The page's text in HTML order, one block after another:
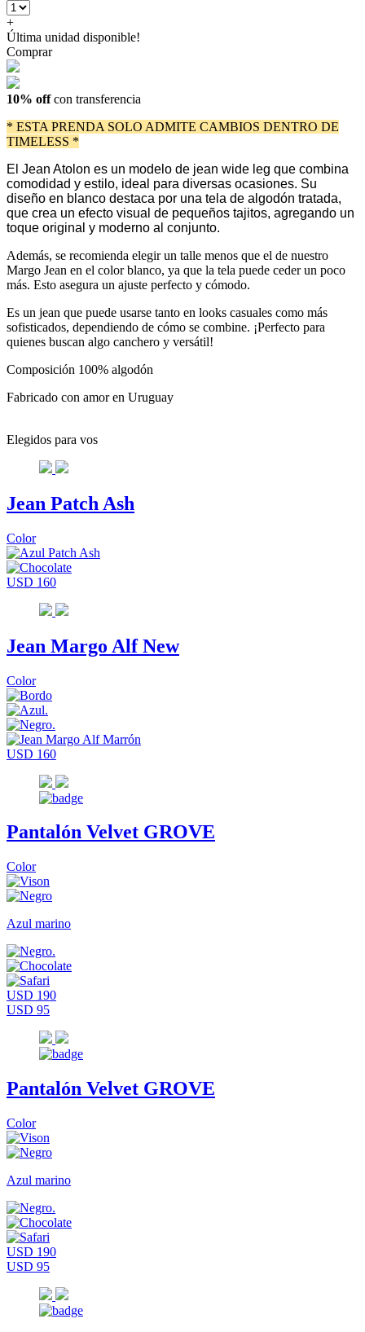
+
Última unidad disponible!
Comprar
10% offcon transferencia
* ESTA PRENDA SOLO ADMITE CAMBIOS DENTRO DE
TIMELESS *
El Jean Atolon es un modelo de jean wide leg que combina
comodidad y estilo, ideal para diversas ocasiones. Su
diseño en blanco destaca por una tela de algodón tratada,
que crea un efecto visual de pequeños tajitos, agregando un
toque original y moderno al conjunto.
Además, se recomienda elegir un talle menos que el de nuestro
Margo Jean en el color blanco, ya que la tela puede ceder un poco
más. Esto asegura un ajuste perfecto y cómodo.
Es un jean que puede usarse tanto en looks casuales como más
sofisticados, dependiendo de cómo se combine. ¡Perfecto para
quienes buscan algo canchero y versátil!
Composición 100% algodón
Fabricado con amor en Uruguay
Elegidos para vos
Jean Patch Ash
Color
USD 160
Jean Margo Alf New
Color
USD 160
Pantalón Velvet GROVE
Color
Azul marino
USD 190
USD 95
Pantalón Velvet GROVE
Color
Azul marino
USD 190
USD 95